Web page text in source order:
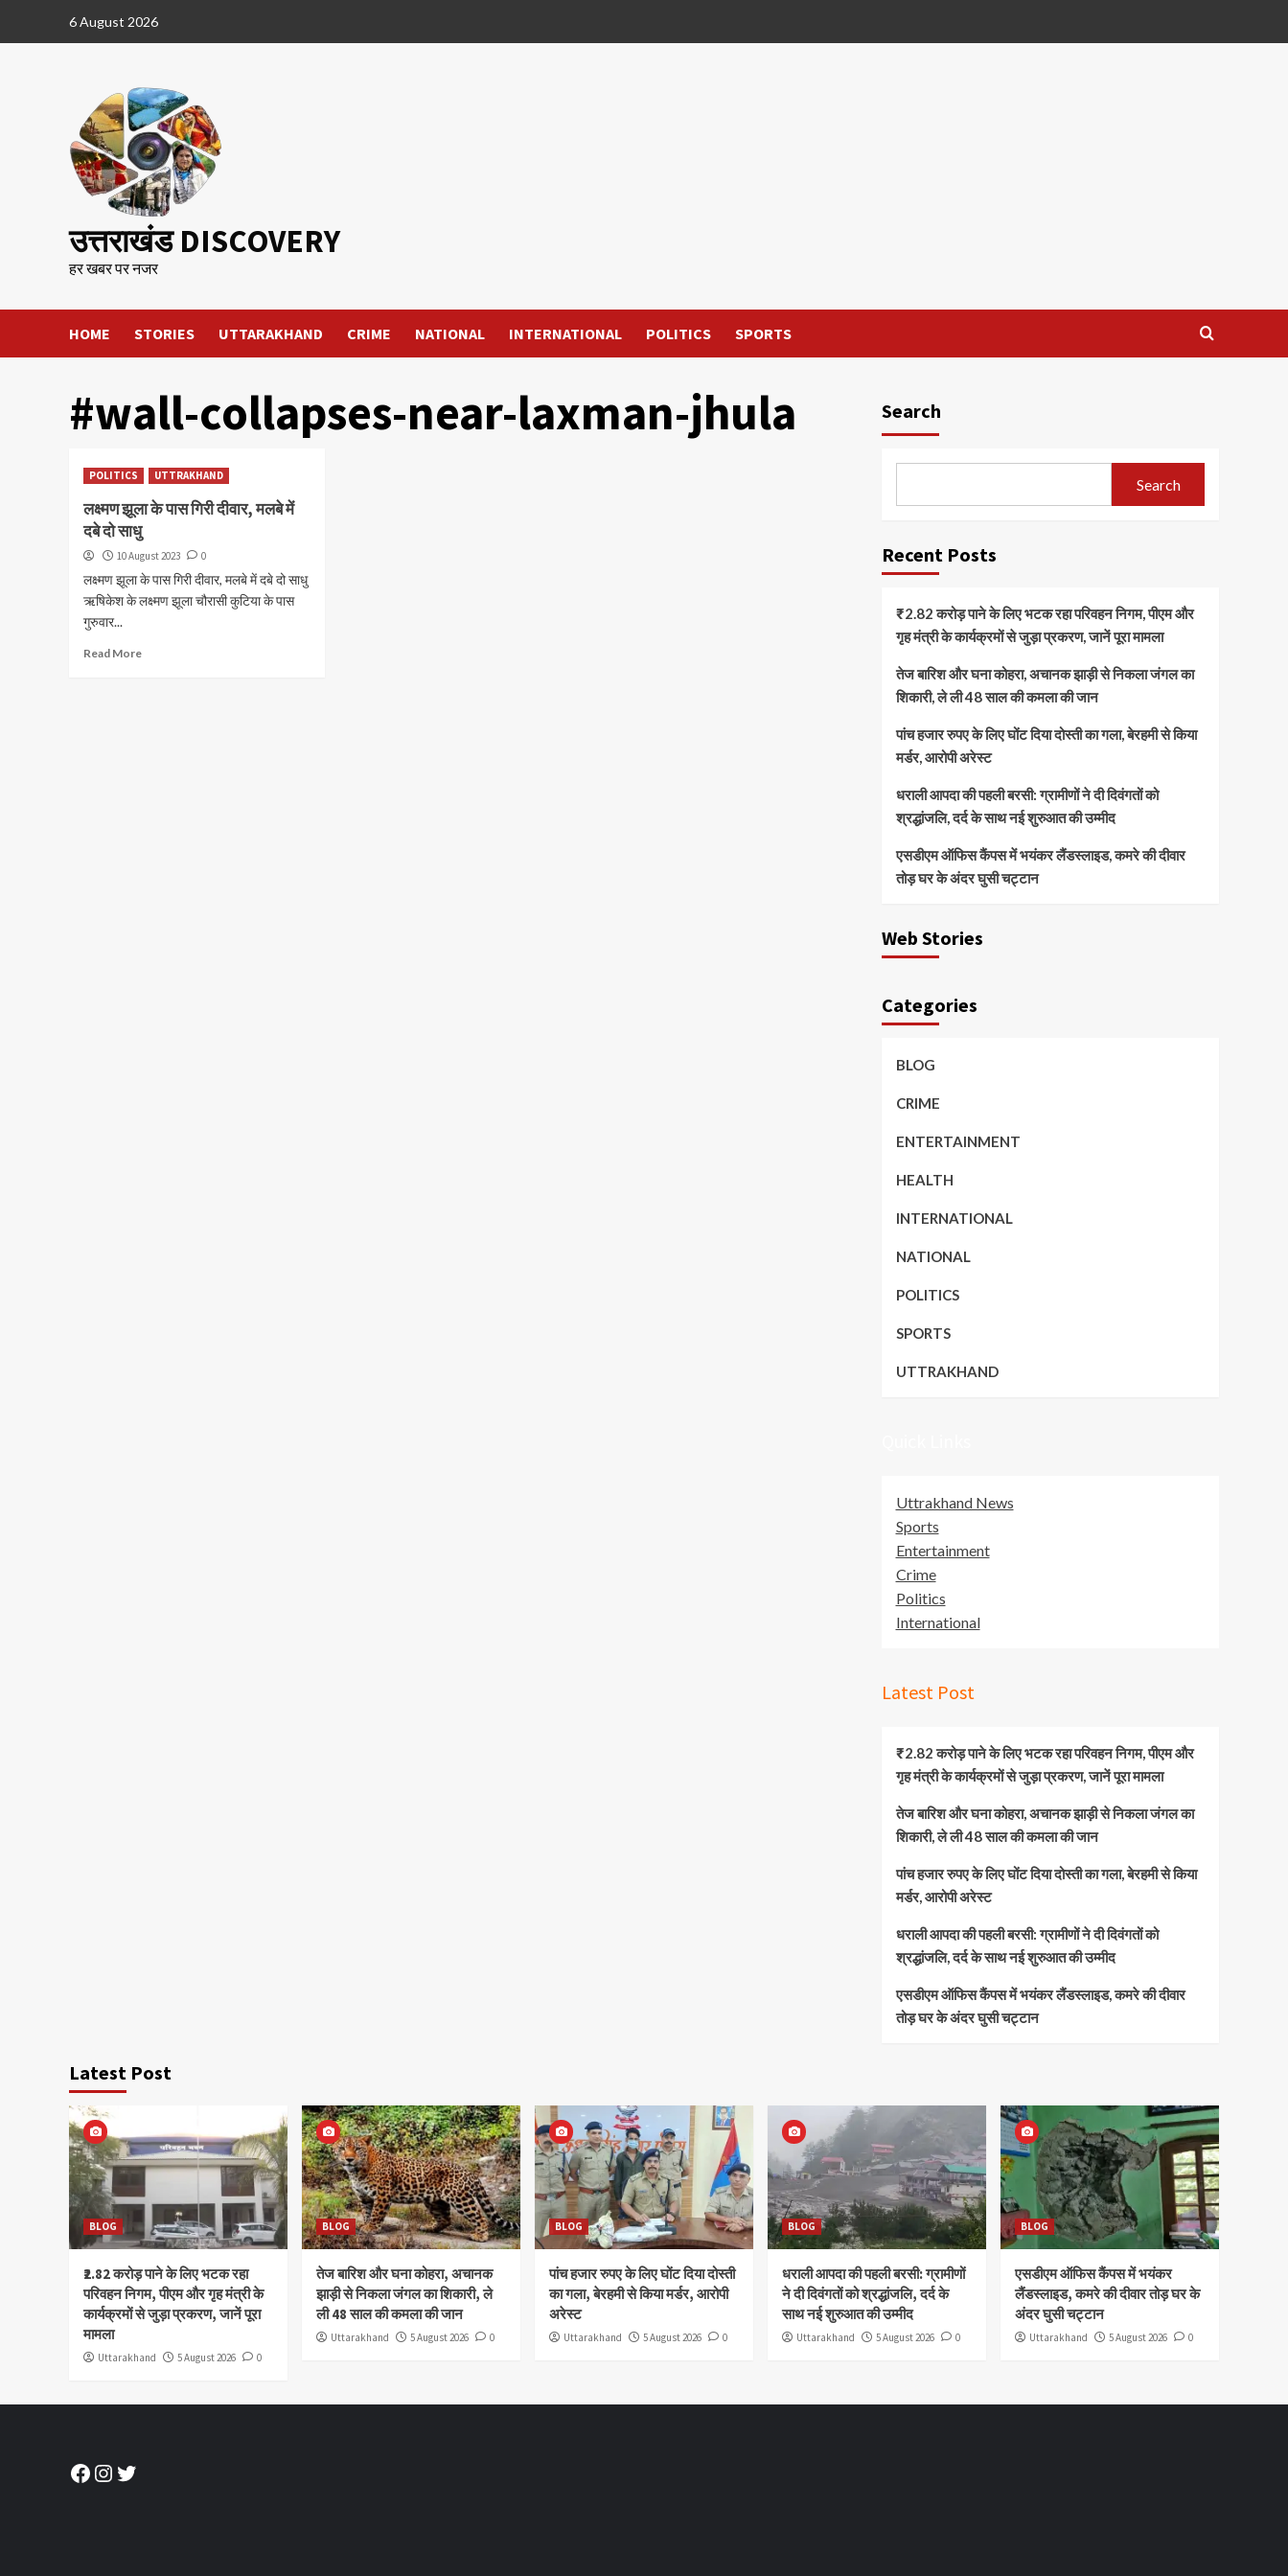
6 August 2026
उत्तराखंड DISCOVERY
हर खबर पर नजर
HOME STORIES UTTARAKHAND CRIME NATIONAL INTERNATIONAL POLITICS SPORTS
#wall-collapses-near-laxman-jhula
POLITICS UTTRAKHAND
लक्ष्मण झूला के पास गिरी दीवार, मलबे में
दबे दो साधु
10 August 2023 0
लक्ष्मण झूला के पास गिरी दीवार, मलबे में दबे दो साधु
ऋषिकेश के लक्ष्मण झूला चौरासी कुटिया के पास
गुरुवार...
Read More
Search
Search
Recent Posts
₹2.82 करोड़ पाने के लिए भटक रहा परिवहन निगम, पीएम और
गृह मंत्री के कार्यक्रमों से जुड़ा प्रकरण, जानें पूरा मामला
तेज बारिश और घना कोहरा, अचानक झाड़ी से निकला जंगल का
शिकारी, ले ली 48 साल की कमला की जान
पांच हजार रुपए के लिए घोंट दिया दोस्ती का गला, बेरहमी से किया
मर्डर, आरोपी अरेस्ट
धराली आपदा की पहली बरसी: ग्रामीणों ने दी दिवंगतों को
श्रद्धांजलि, दर्द के साथ नई शुरुआत की उम्मीद
एसडीएम ऑफिस कैंपस में भयंकर लैंडस्लाइड, कमरे की दीवार
तोड़ घर के अंदर घुसी चट्टान
Web Stories
Categories
BLOG
CRIME
ENTERTAINMENT
HEALTH
INTERNATIONAL
NATIONAL
POLITICS
SPORTS
UTTRAKHAND
Uttrakhand News
Sports
Entertainment
Crime
Politics
International
Latest Post
₹2.82 करोड़ पाने के लिए भटक रहा परिवहन निगम, पीएम और
गृह मंत्री के कार्यक्रमों से जुड़ा प्रकरण, जानें पूरा मामला
तेज बारिश और घना कोहरा, अचानक झाड़ी से निकला जंगल का
शिकारी, ले ली 48 साल की कमला की जान
पांच हजार रुपए के लिए घोंट दिया दोस्ती का गला, बेरहमी से किया
मर्डर, आरोपी अरेस्ट
धराली आपदा की पहली बरसी: ग्रामीणों ने दी दिवंगतों को
श्रद्धांजलि, दर्द के साथ नई शुरुआत की उम्मीद
एसडीएम ऑफिस कैंपस में भयंकर लैंडस्लाइड, कमरे की दीवार
तोड़ घर के अंदर घुसी चट्टान
Latest Post
BLOG
₹2.82 करोड़ पाने के लिए भटक रहा
परिवहन निगम, पीएम और गृह मंत्री के
कार्यक्रमों से जुड़ा प्रकरण, जानें पूरा
मामला
Uttarakhand 5 August 2026 0
BLOG
तेज बारिश और घना कोहरा, अचानक
झाड़ी से निकला जंगल का शिकारी, ले
ली 48 साल की कमला की जान
Uttarakhand 5 August 2026 0
BLOG
पांच हजार रुपए के लिए घोंट दिया दोस्ती
का गला, बेरहमी से किया मर्डर, आरोपी
अरेस्ट
Uttarakhand 5 August 2026 0
BLOG
धराली आपदा की पहली बरसी: ग्रामीणों
ने दी दिवंगतों को श्रद्धांजलि, दर्द के
साथ नई शुरुआत की उम्मीद
Uttarakhand 5 August 2026 0
BLOG
एसडीएम ऑफिस कैंपस में भयंकर
लैंडस्लाइड, कमरे की दीवार तोड़ घर के
अंदर घुसी चट्टान
Uttarakhand 5 August 2026 0
Facebook
Instagram
Twitter